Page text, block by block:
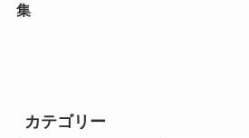
集
カテゴリー